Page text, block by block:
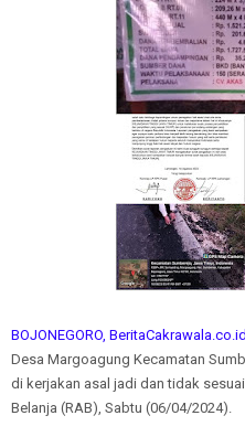
BOJONEGORO, BeritaCakrawala.co.id
Desa Margoagung Kecamatan
di kerjakan asal jadi dan tidak
Belanja (RAB), Sabtu (06/04/2024).